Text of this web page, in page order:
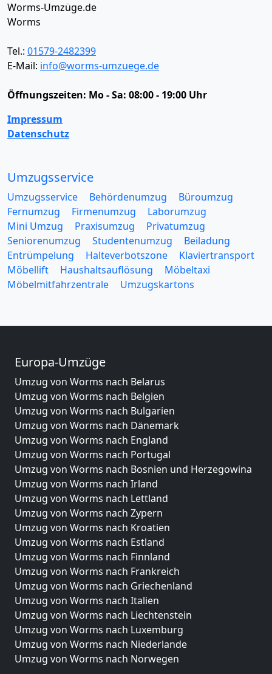
Worms-Umzüge.de
Worms
Tel.: 01579-2482399
E-Mail: info@worms-umzuege.de
Öffnungszeiten: Mo - Sa: 08:00 - 19:00 Uhr
Impressum
Datenschutz
Umzugsservice
Umzugsservice Behördenumzug
Büroumzug
Fernumzug
Firmenumzug
Laborumzug
Mini Umzug
Praxisumzug
Privatumzug
Seniorenumzug
Studentenumzug
Beiladung
Entrümpelung
Halteverbotszone
Klaviertransport
Möbellift
Haushaltsauflösung
Möbeltaxi
Möbelmitfahrzentrale
Umzugskartons
Europa-Umzüge
Umzug von Worms nach Belarus
Umzug von Worms nach Belgien
Umzug von Worms nach Bulgarien
Umzug von Worms nach Dänemark
Umzug von Worms nach England
Umzug von Worms nach Portugal
Umzug von Worms nach Bosnien und Herzegowina
Umzug von Worms nach Irland
Umzug von Worms nach Lettland
Umzug von Worms nach Zypern
Umzug von Worms nach Kroatien
Umzug von Worms nach Estland
Umzug von Worms nach Finnland
Umzug von Worms nach Frankreich
Umzug von Worms nach Griechenland
Umzug von Worms nach Italien
Umzug von Worms nach Liechtenstein
Umzug von Worms nach Luxemburg
Umzug von Worms nach Niederlande
Umzug von Worms nach Norwegen